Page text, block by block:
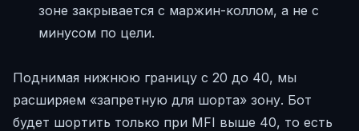
зоне закрывается с маржин-коллом, а не с
минусом по цели.
Поднимая нижнюю границу с 20 до 40, мы
расширяем «запретную для шорта» зону. Бот
будет шортить только при MFI выше 40, то есть